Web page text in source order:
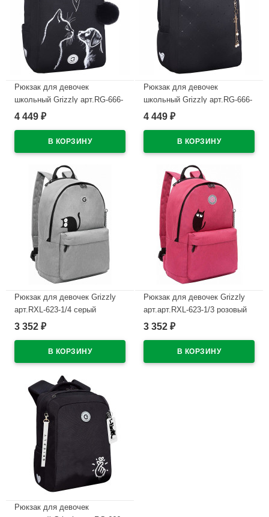
Рюкзак для девочек
школьный Grizzly арт.RG-666-
5/2 черный - белый 26х39х17
4 449 ₽
Рюкзак для девочек
школьный Grizzly арт.RG-666-
3/6 черный - золото 26х39х17
4 449 ₽
Рюкзак для девочек Grizzly
арт.RXL-623-1/4 серый
26х38х12 см
3 352 ₽
Рюкзак для девочек Grizzly
арт.арт.RXL-623-1/3 розовый
26х38х12 см
3 352 ₽
Рюкзак для девочек